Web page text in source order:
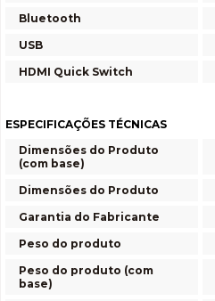
Bluetooth
USB
HDMI Quick Switch
ESPECIFICAÇÕES TÉCNICAS
Dimensões do Produto
(com base)
Dimensões do Produto
Garantia do Fabricante
Peso do produto
Peso do produto (com
base)